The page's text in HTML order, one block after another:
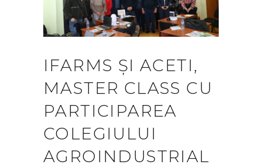
IFARMS ȘI ACETI,
MASTER CLASS CU
PARTICIPAREA
COLEGIULUI
AGROINDUSTRIAL